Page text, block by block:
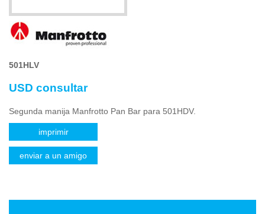
501HLV
USD consultar
Segunda manija Manfrotto Pan Bar para 501HDV.
imprimir
enviar a un amigo